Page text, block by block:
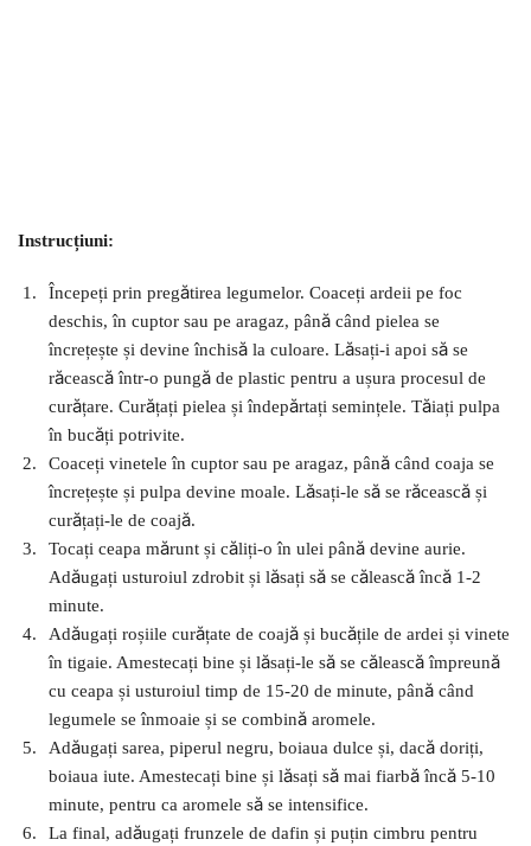
Instrucțiuni:
Începeți prin pregătirea legumelor. Coaceți ardeii pe foc
deschis, în cuptor sau pe aragaz, până când pielea se
încrețește și devine închisă la culoare. Lăsați-i apoi să se
răcească într-o pungă de plastic pentru a ușura procesul de
curățare. Curățați pielea și îndepărtați semințele. Tăiați pulpa
în bucăți potrivite.
Coaceți vinetele în cuptor sau pe aragaz, până când coaja se
încrețește și pulpa devine moale. Lăsați-le să se răcească și
curățați-le de coajă.
Tocați ceapa mărunt și căliți-o în ulei până devine aurie.
Adăugați usturoiul zdrobit și lăsați să se călească încă 1-2
minute.
Adăugați roșiile curățate de coajă și bucățile de ardei și vinete
în tigaie. Amestecați bine și lăsați-le să se călească împreună
cu ceapa și usturoiul timp de 15-20 de minute, până când
legumele se înmoaie și se combină aromele.
Adăugați sarea, piperul negru, boiaua dulce și, dacă doriți,
boiaua iute. Amestecați bine și lăsați să mai fiarbă încă 5-10
minute, pentru ca aromele să se intensifice.
La final, adăugați frunzele de dafin și puțin cimbru pentru